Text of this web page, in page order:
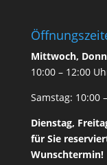
Mittwoch,
10:00 – 12:00
Samstag: 10:00
Dienstag,
für Sie
Wunschtermin!